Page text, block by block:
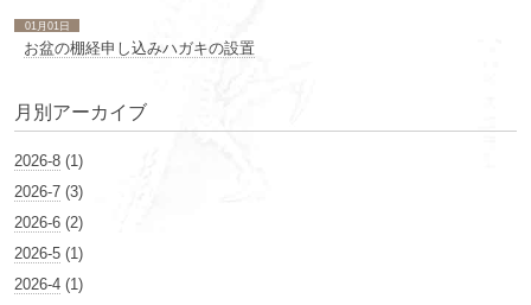
01月01日
お盆の棚経申し込みハガキの設置
月別アーカイブ
2026-8 (1)
2026-7 (3)
2026-6 (2)
2026-5 (1)
2026-4 (1)